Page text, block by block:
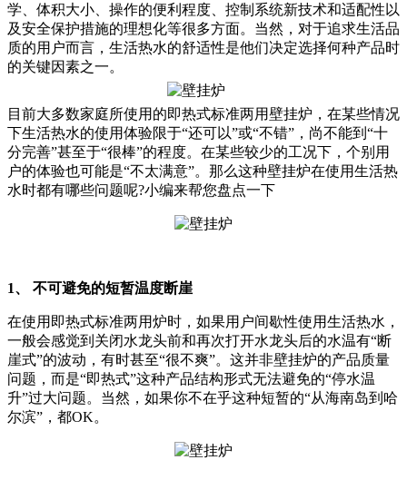
学、体积大小、操作的便利程度、控制系统新技术和适配性以
及安全保护措施的理想化等很多方面。当然，对于追求生活品
质的用户而言，生活热水的舒适性是他们决定选择何种产品时
的关键因素之一。
目前大多数家庭所使用的即热式标准两用壁挂炉，在某些情况
下生活热水的使用体验限于“还可以”或“不错”，尚不能到“十
分完善”甚至于“很棒”的程度。在某些较少的工况下，个别用
户的体验也可能是“不太满意”。那么这种壁挂炉在使用生活热
水时都有哪些问题呢?小编来帮您盘点一下
1、 不可避免的短暂温度断崖
在使用即热式标准两用炉时，如果用户间歇性使用生活热水，
一般会感觉到关闭水龙头前和再次打开水龙头后的水温有“断
崖式”的波动，有时甚至“很不爽”。这并非壁挂炉的产品质量
问题，而是“即热式”这种产品结构形式无法避免的“停水温
升”过大问题。当然，如果你不在乎这种短暂的“从海南岛到哈
尔滨”，都OK。